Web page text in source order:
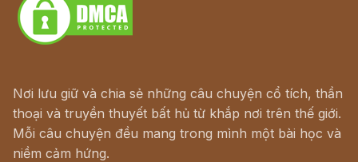
Nơi lưu giữ và chia sẻ những câu chuyện cổ tích, thần
thoại và truyền thuyết bất hủ từ khắp nơi trên thế giới.
Mỗi câu chuyện đều mang trong mình một bài học và
niềm cảm hứng.